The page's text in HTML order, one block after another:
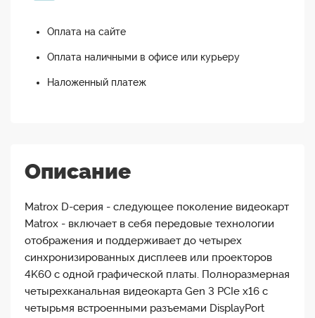
Оплата на сайте
Оплата наличными в офисе или курьеру
Наложенный платеж
Описание
Matrox D-серия - следующее поколение видеокарт
Matrox - включает в себя передовые технологии
отображения и поддерживает до четырех
синхронизированных дисплеев или проекторов
4K60 с одной графической платы. Полноразмерная
четырехканальная видеокарта Gen 3 PCIe x16 с
четырьмя встроенными разъемами DisplayPort